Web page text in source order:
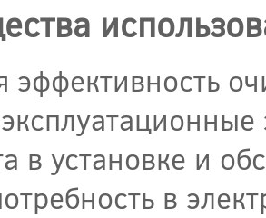
эффективность
в установке и
в